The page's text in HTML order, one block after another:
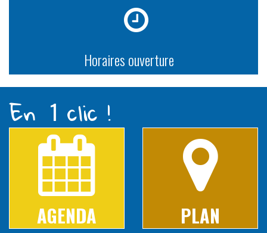
Horaires ouverture
En 1 clic !
AGENDA PLAN